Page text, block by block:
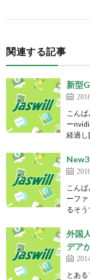
関連する記事
新型
こん
ー
経過
こん
ーフ
るそ
外国
デア
とあ